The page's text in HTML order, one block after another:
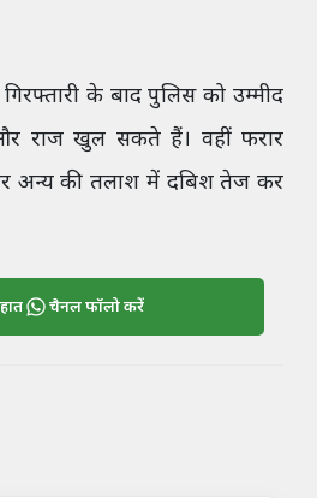
के बाद पुलिस को उम्मीद
राज खुल सकते हैं। वहीं फरार
अन्य की तलाश में दबिश तेज कर
चैनल फॉलो करें